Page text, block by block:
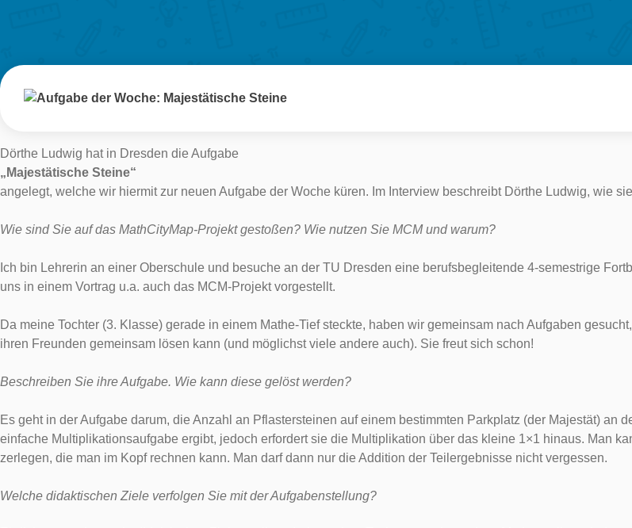
Dörthe Ludwig hat in Dresden die Aufgabe
„Majestätische Steine“
angelegt, welche wir hiermit zur neuen Aufgabe der Woche küren. Im Interview beschreibt Dörthe Ludwig, wie
Wie sind Sie auf das MathCityMap-Projekt gestoßen? Wie nutzen Sie MCM und warum?
Ich bin Lehrerin an einer Oberschule und besuche an der TU Dresden eine berufsbegleitende 4-semestrige
uns in einem Vortrag u.a. auch das MCM-Projekt vorgestellt.
Da meine Tochter (3. Klasse) gerade in einem Mathe-Tief steckte, haben wir gemeinsam nach Aufgaben
ihren Freunden gemeinsam lösen kann (und möglichst viele andere auch). Sie freut sich schon!
Beschreiben Sie ihre Aufgabe. Wie kann diese gelöst werden?
Es geht in der Aufgabe darum, die Anzahl an Pflastersteinen auf einem bestimmten Parkplatz (der Majestät)
einfache Multiplikationsaufgabe ergibt, jedoch erfordert sie die Multiplikation über das kleine 1×1 hinaus. Man
zerlegen, die man im Kopf rechnen kann. Man darf dann nur die Addition der Teilergebnisse nicht vergessen.
Welche didaktischen Ziele verfolgen Sie mit der Aufgabenstellung?